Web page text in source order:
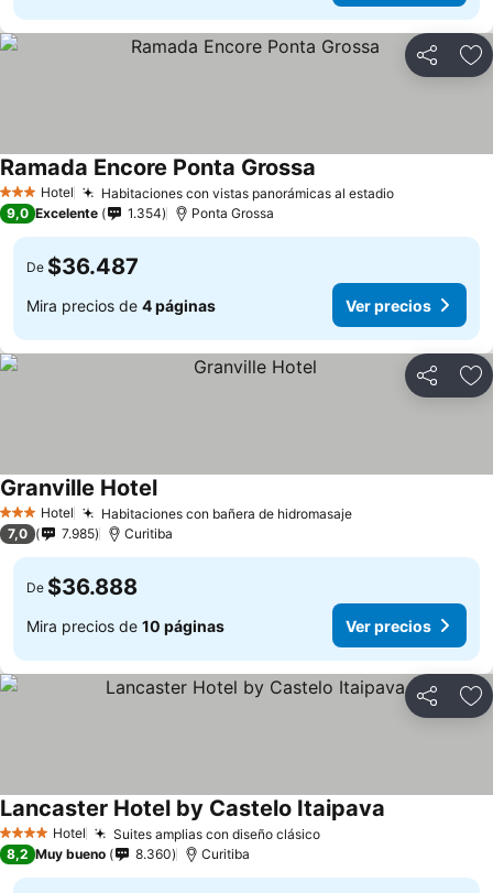
Compartir
3 Estrellas
Hotel Habitaciones con vistas panorámicas al estadio
Ramada Encore Ponta Grossa
9,0 Excelente 1.354 Ponta Grossa
De $36.487
Mira precios de 4 páginas Ver precios
Compartir
3 Estrellas
Hotel Habitaciones con bañera de hidromasaje
Granville Hotel
7,0 7.985 Curitiba
De $36.888
Mira precios de 10 páginas Ver precios
Compartir
4 EstrellasHotel Suites amplias con diseño clásico
Lancaster Hotel by Castelo Itaipava
8,2 Muy bueno 8.360 Curitiba